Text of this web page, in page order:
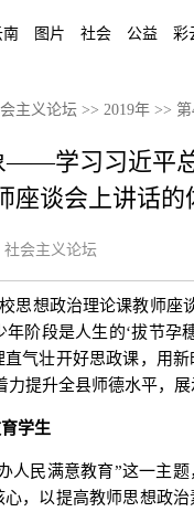
南 图片 社会 公益 彩
主义论坛 >> 2019年 >>
——学习习近平
座谈会上讲话的
社会主义论坛
思想政治理论课教师座
阶段是人生的‘拔节孕
气壮开好思政课，用
力提升全县师德水平，
学生
人民满意教育”这一主
，以提高教师思想政